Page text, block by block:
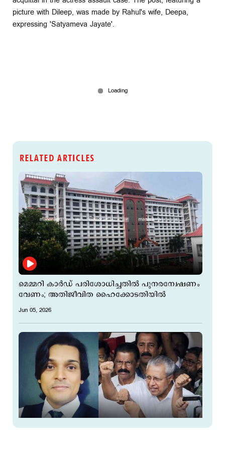
picture with Dileep, was made by Rahul's wife, Deepa,
expressing 'Satyameva Jayate'.
RELATED ARTICLES
മെമ്മറി കാര്‍ഡ് പരിശോധിച്ചതില്‍ പുനരന്വേഷണം
വേണം; അതിജീവിത ഹൈക്കോടതിയില്‍
Jun 05, 2026